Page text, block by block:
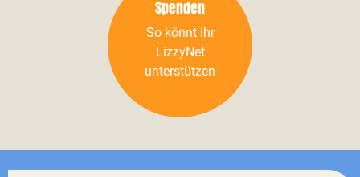
Spenden
So könnt ihr
LizzyNet
unterstützen